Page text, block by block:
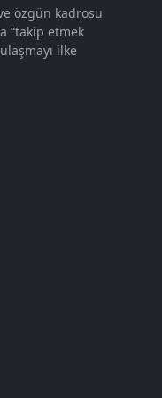
özgün kadrosu
“takip etmek
ilke